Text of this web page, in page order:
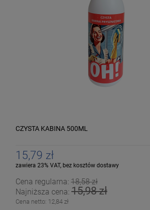
CZYSTA KABINA 500ML
15,79 zł
zawiera 23% VAT, bez kosztów dostawy
Cena regularna: 18,58 zł
Najniższa cena: 15,98 zł
Cena netto: 12,84 zł